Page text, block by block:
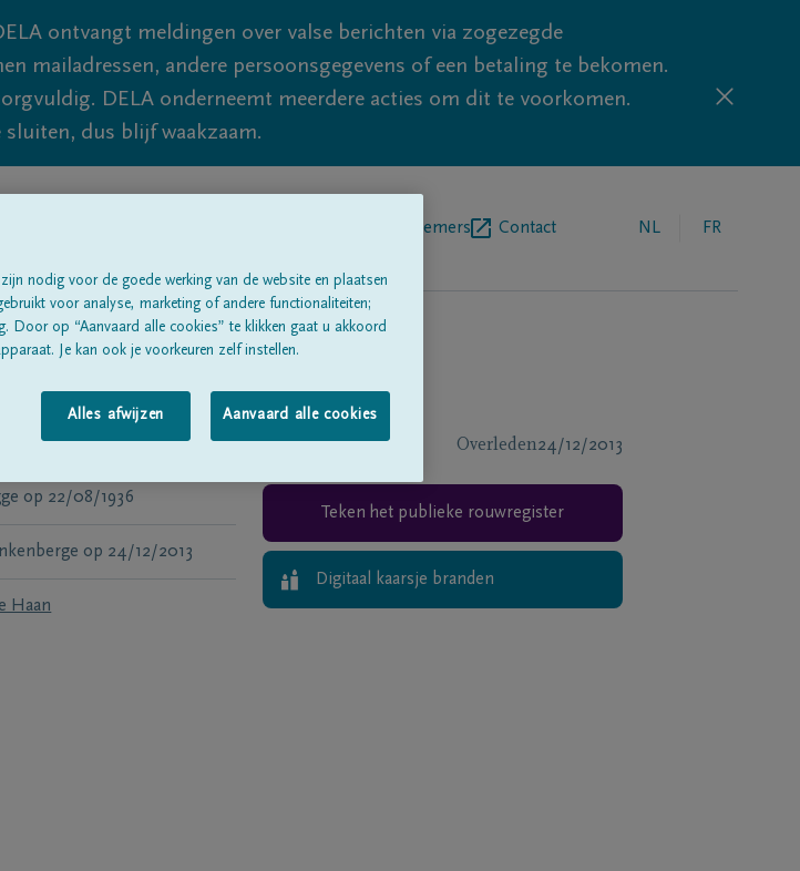
ontvangt meldingen over valse berichten via zogezegde
mailadressen, andere persoonsgegevens of een betaling te bekomen.
DELA onderneemt meerdere acties om dit te voorkomen.
dus blijf waakzaam.
Begrafenisondernemers Contact NL FR
Overleden24/12/2013
op 22/08/1936
op 24/12/2013
Haan
Teken het publieke rouwregister
Digitaal kaarsje branden
nodig voor de goede werking van de website en plaatsen
voor analyse, marketing of andere functionaliteiten;
Door op “Aanvaard alle cookies” te klikken gaat u akkoord
Je kan ook je voorkeuren zelf instellen.
Alles afwijzen Aanvaard alle cookies